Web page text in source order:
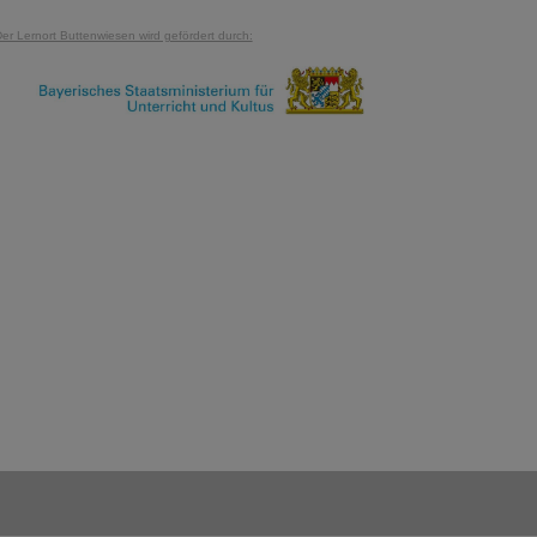
Lernort Buttenwiesen wird gefördert durch: